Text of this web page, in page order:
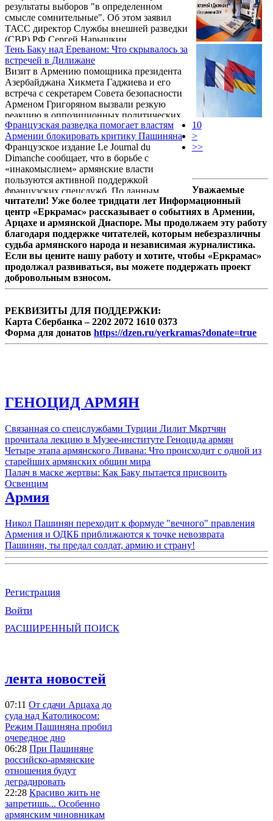
о конкретных лицах необходимо проявлять
максимальную осторожность, чтобы не
нарушались право на личную и семейную
тайну, а также честь, достоинство и доброе
имя человека. Подобные ошибки и
упущения, к сожалению, происходили
неоднократно, в том числе и в период моего
...
результаты выборов "в определенном
смысле сомнительные". Об этом заявил
ТАСС директор Службы внешней разведки
(СВР) РФ Сергей Нарышкин.
Тень Баку над Ереваном: Что скрывалось за
встречей в Дилижане
Визит в Армению помощника президента
Азербайджана Хикмета Гаджиева и его
встреча с секретарем Совета безопасности
Арменом Григоряном вызвали резкую
реакцию в оппозиционных политических
кругах и ряде армянских СМИ.
Официальные сообщения о переговорах,
посвященных мирной повестке, были
встречены обвинениями в адрес
действующей власти в исполнении
закулисных договоренностей с Баку,
давлении на внутриполитические процессы
и предательстве национальных интересов
на фоне продолжающегося удержания
армянских ...
Французская разведка помогает властям
Армении блокировать критику Пашиняна
Французское издание Le Journal du
Dimanche сообщает, что в борьбе с
«инакомыслием» армянские власти
пользуются активной поддержкой
французских спецслужб. По данным
материала, любая информация, способная
скомпрометировать премьер-министра
Никола Пашиняна, теперь проходит через
дополнительные фильтры.
10
>
>>
Уважаемые
читатели! Уже более тридцати лет Информационный
центр «Еркрамас» рассказывает о событиях в Армении,
Арцахе и армянской Диаспоре. Мы продолжаем эту работу
благодаря поддержке читателей, которым небезразличны
судьба армянского народа и независимая журналистика.
Если вы цените нашу работу и хотите, чтобы «Еркрамас»
продолжал развиваться, вы можете поддержать проект
добровольным взносом.
РЕКВИЗИТЫ ДЛЯ ПОДДЕРЖКИ:
Карта Сбербанка – 2202 2072 1610 0373
Форма для донатов https://dzen.ru/yerkramas?donate=true
ГЕНОЦИД АРМЯН
Связанная со спецслужбами Турции Лилит Мкртчян
прочитала лекцию в Музее-институте Геноцида армян
Четыре этапа армянского Ливана: Что происходит с одной из
старейших армянских общин мира
Палач в маске жертвы: Как Баку пытается присвоить
Освенцим
Армия
Никол Пашинян переходит к формуле "вечного" правления
Армения и ОДКБ приближаются к точке невозврата
Пашинян, ты предал солдат, армию и страну!
Регистрация
Войти
РАСШИРЕННЫЙ ПОИСК
лента новостей
07:11 От сдачи Арцаха до
суда над Католикосом:
Режим Пашиняна пробил
очередное дно
06:28 При Пашиняне
российско-армянские
отношения будут
деградировать
22:28 Красиво жить не
запретишь... Особенно
армянским чиновникам